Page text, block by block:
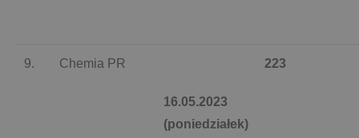
9. Chemia PR
16.05.2023
(poniedziałek)
223